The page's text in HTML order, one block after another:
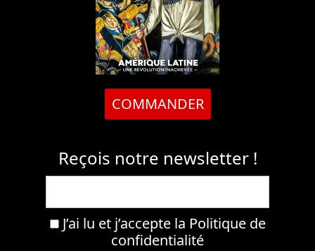
COMMANDER
Reçois notre newsletter !
J’ai lu et j’accepte la Politique de
confidentialité